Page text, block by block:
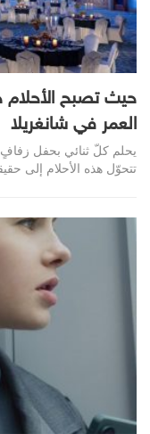
حيث تصبح الأحلام
العمر في شانغريلا
يحلم كلّ ثنائي بحفل زفافٍ
تتحوّل هذه الأحلام إلى